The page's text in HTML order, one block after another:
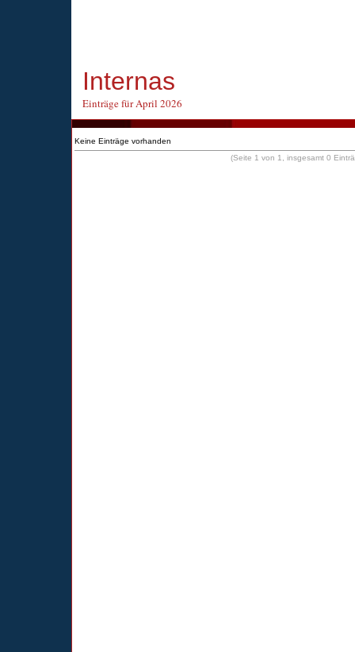
Internas
Einträge für April 2026
Keine Einträge vorhanden
(Seite 1 von 1, insgesamt 0